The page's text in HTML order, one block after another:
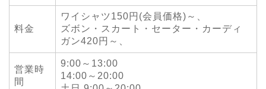
料金
ワイシャツ150円(会員価格)～、
ズボン・スカート・セーター・カーディ
ガン420円～、
営業時
間
9:00～13:00
14:00～20:00